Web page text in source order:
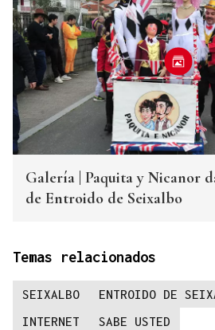
Galería | Paquita y Nicanor
de Entroido de Seixalbo
Temas relacionados
SEIXALBO ENTROIDO DE
INTERNET
SABE USTED